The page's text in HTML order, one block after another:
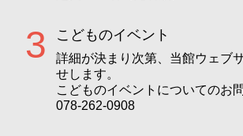
3 こどものイベント
詳細が決まり次第、当館ウェブ
せします。
こどものイベントについての
078-262-0908